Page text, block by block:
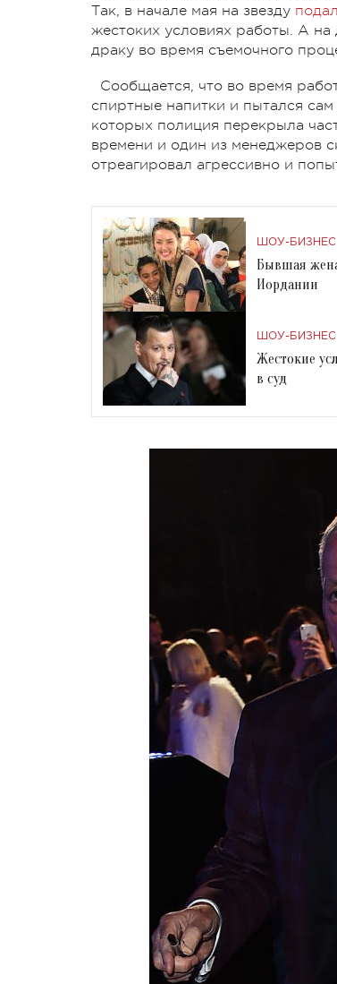
Так, в начале мая на звезду
жестоких условиях работы. А
драку во время съемочного
Сообщается, что во время
спиртные напитки и пытался
которых полиция перекрыла
времени и один из менеджеров
отреагировал агрессивно и
ШОУ-БИЗНЕС
Бывшая
Иордании
ШОУ-БИЗНЕС
Жестокие
в суд